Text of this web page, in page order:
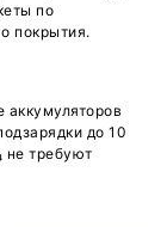
по
покрытия.
аккумуляторов
до 10
не требуют